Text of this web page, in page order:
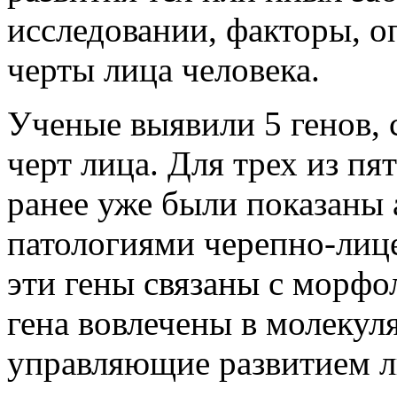
исследовании, факторы,
черты лица человека.
Ученые выявили 5 генов,
черт лица. Для трех из
ранее уже были показаны
патологиями черепно-
эти гены связаны с
гена вовлечены в
управляющие развитием